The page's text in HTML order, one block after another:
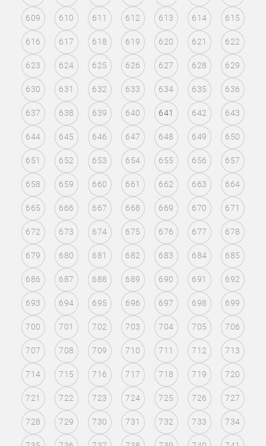
609 610 611 612 613 614 615
616 617 618 619 620 621 622
623 624 625 626 627 628 629
630 631 632 633 634 635 636
637 638 639 640 641 642 643
644 645 646 647 648 649 650
651 652 653 654 655 656 657
658 659 660 661 662 663 664
665 666 667 668 669 670 671
672 673 674 675 676 677 678
679 680 681 682 683 684 685
686 687 688 689 690 691 692
693 694 695 696 697 698 699
700 701 702 703 704 705 706
707 708 709 710 711 712 713
714 715 716 717 718 719 720
721 722 723 724 725 726 727
728 729 730 731 732 733 734